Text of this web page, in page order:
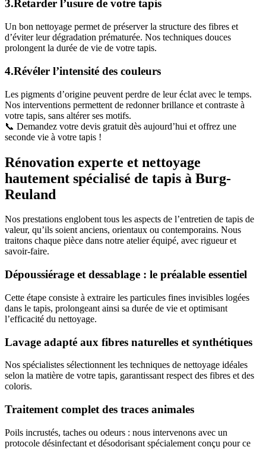
3.Retarder l’usure de votre tapis
Un bon nettoyage permet de préserver la structure des fibres et
d’éviter leur dégradation prématurée. Nos techniques douces
prolongent la durée de vie de votre tapis.
4.Révéler l’intensité des couleurs
Les pigments d’origine peuvent perdre de leur éclat avec le temps.
Nos interventions permettent de redonner brillance et contraste à
votre tapis, sans altérer ses motifs.
📞 Demandez votre devis gratuit dès aujourd’hui et offrez une
seconde vie à votre tapis !
Rénovation experte et nettoyage
hautement spécialisé de tapis à Burg-
Reuland
Nos prestations englobent tous les aspects de l’entretien de tapis de
valeur, qu’ils soient anciens, orientaux ou contemporains. Nous
traitons chaque pièce dans notre atelier équipé, avec rigueur et
savoir-faire.
Dépoussiérage et dessablage : le préalable essentiel
Cette étape consiste à extraire les particules fines invisibles logées
dans le tapis, prolongeant ainsi sa durée de vie et optimisant
l’efficacité du nettoyage.
Lavage adapté aux fibres naturelles et synthétiques
Nos spécialistes sélectionnent les techniques de nettoyage idéales
selon la matière de votre tapis, garantissant respect des fibres et des
coloris.
Traitement complet des traces animales
Poils incrustés, taches ou odeurs : nous intervenons avec un
protocole désinfectant et désodorisant spécialement conçu pour ce